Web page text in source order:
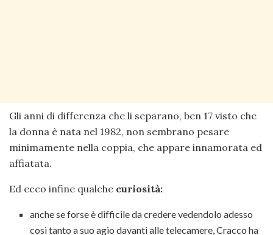
Gli anni di differenza che li separano, ben 17 visto che
la donna è nata nel 1982, non sembrano pesare
minimamente nella coppia, che appare innamorata ed
affiatata.
Ed ecco infine qualche curiosità:
anche se forse è difficile da credere vedendolo adesso
così tanto a suo agio davanti alle telecamere, Cracco ha